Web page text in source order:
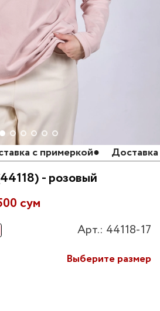
с примеркой● Доставка с
- розовый
сум
Арт.: 44118-17
Выберите размер